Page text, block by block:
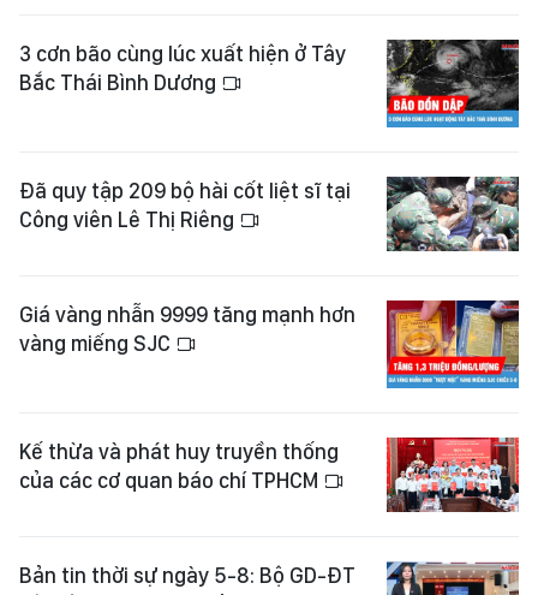
3 cơn bão cùng lúc xuất hiện ở Tây
Bắc Thái Bình Dương
Đã quy tập 209 bộ hài cốt liệt sĩ tại
Công viên Lê Thị Riêng
Giá vàng nhẫn 9999 tăng mạnh hơn
vàng miếng SJC
Kế thừa và phát huy truyền thống
của các cơ quan báo chí TPHCM
Bản tin thời sự ngày 5-8: Bộ GD-ĐT